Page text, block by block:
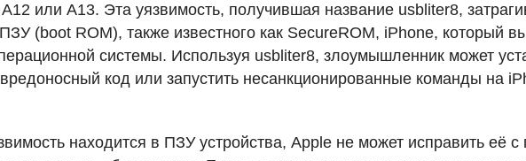
или A13. Эта уязвимость, получившая название usbliter8,
ПЗУ(boot ROM), также известного как SecureROM, iPhone, который
системы. Используя usbliter8, злоумышленник может
код или запустить несанкционированные команды на
находится в ПЗУустройства, Apple не может исправить её